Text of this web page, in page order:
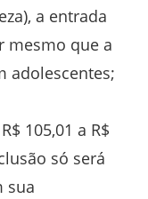
a entrada
mesmo que a
adolescentes;
105,01 a R$
só será
sua